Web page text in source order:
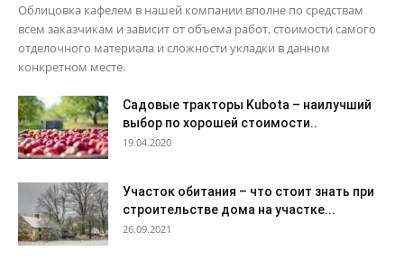
Облицовка кафелем в нашей компании вполне по средствам
всем заказчикам и зависит от объема работ, стоимости самого
отделочного материала и сложности укладки в данном
конкретном месте.
Садовые тракторы Kubota – наилучший
выбор по хорошей стоимости..
19.04.2020
Участок обитания – что стоит знать при
строительстве дома на участке...
26.09.2021